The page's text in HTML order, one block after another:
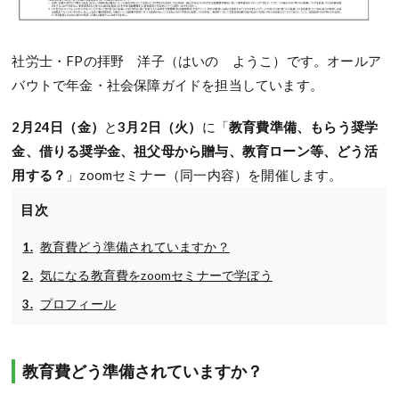
社労士・FPの拝野 洋子（はいの ようこ）です。オールア
バウトで年金・社会保障ガイドを担当しています。
2月24日（金） と3月2日（火） に「教育費準備、もらう奨学
金、借りる奨学金、祖父母から贈与、教育ローン等、どう活
用する？ 」zoomセミナー（同一内容）を開催します。
目次
教育費どう準備されていますか？
気になる教育費をzoomセミナーで学ぼう
プロフィール
教育費どう準備されていますか？